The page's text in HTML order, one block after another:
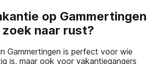
op Gammertingen
naar rust?
Gammertingen is perfect voor wie
is, maar ook voor vakantiegangers